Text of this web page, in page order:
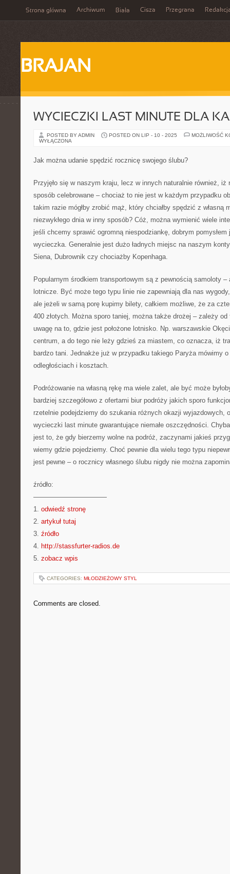
Strona główna Archiwum Biała Cisza Przegrana
BRAJAN
WYCIECZKI LAST MINUTE DLA
POSTED BY ADMIN POSTED ON LIP - 10 - 2025
MOŻLIWOŚĆ
WYŁĄCZONA
Jak można udanie spędzić rocznicę swojego ślubu?
Przyjęło się w naszym kraju, lecz w innych naturalnie również,
sposób celebrowane – chociaż to nie jest w każdym przypadku
takim razie mógłby zrobić mąż, który chciałby spędzić z własną
niezwykłego dnia w inny sposób? Cóż, można wymienić wiele
jeśli chcemy sprawić ogromną niespodziankę, dobrym
wycieczka. Generalnie jest dużo ładnych miejsc na naszym
Siena, Dubrownik czy chociażby Kopenhaga.
Popularnym środkiem transportowym są z pewnością samoloty –
lotnicze. Być może tego typu linie nie zapewniają dla nas
ale jeżeli w samą porę kupimy bilety, całkiem możliwe, że za
400 złotych. Można sporo taniej, można także drożej – zależy
uwagę na to, gdzie jest położone lotnisko. Np. warszawskie
centrum, a do tego nie leży gdzieś za miastem, co oznacza, iż
bardzo tani. Jednakże już w przypadku takiego Paryża mówimy
odległościach i kosztach.
Podróżowanie na własną rękę ma wiele zalet, ale być może
bardziej szczegółowo z ofertami biur podróży jakich sporo
rzetelnie podejdziemy do szukania różnych okazji wyjazdowych,
wycieczki last minute gwarantujące niemałe oszczędności.
jest to, że gdy bierzemy wolne na podróż, zaczynami jakieś
wiemy gdzie pojedziemy. Choć pewnie dla wielu tego typu
jest pewne – o rocznicy własnego ślubu nigdy nie można
źródło:
———————————
1. odwiedź stronę
2. artykuł tutaj
3. źródło
4. http://stassfurter-radios.de
5. zobacz wpis
CATEGORIES: MŁODZIEŻOWY STYL
Comments are closed.